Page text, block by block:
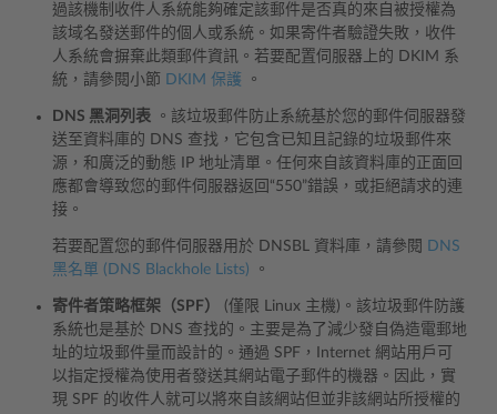
過該機制收件人系統能夠確定該郵件是否真的來自被授權為
該域名發送郵件的個人或系統。如果寄件者驗證失敗，收件
人系統會摒棄此類郵件資訊。若要配置伺服器上的 DKIM 系
統，請參閱小節 DKIM 保護 。
DNS 黑洞列表 。該垃圾郵件防止系統基於您的郵件伺服器發
送至資料庫的 DNS 查找，它包含已知且記錄的垃圾郵件來
源，和廣泛的動態 IP 地址清單。任何來自該資料庫的正面回
應都會導致您的郵件伺服器返回“550”錯誤，或拒絕請求的連
接。
若要配置您的郵件伺服器用於 DNSBL 資料庫，請參閱
DNS
黑名單 (DNS Blackhole Lists) 。
寄件者策略框架（SPF）
(僅限 Linux 主機)。該垃圾郵件防護
系統也是基於 DNS 查找的。主要是為了減少發自偽造電郵地
址的垃圾郵件量而設計的。通過 SPF，Internet 網站用戶可
以指定授權為使用者發送其網站電子郵件的機器。因此，實
現 SPF 的收件人就可以將來自該網站但並非該網站所授權的